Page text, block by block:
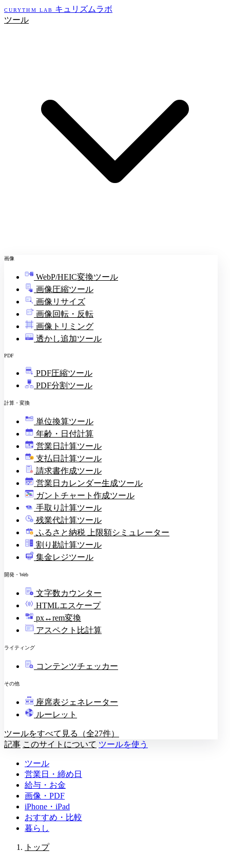
CURYTHM LAB
キュリズムラボ
ツール
画像
WebP/HEIC変換ツール
画像圧縮ツール
画像リサイズ
画像回転・反転
画像トリミング
透かし追加ツール
PDF
PDF圧縮ツール
PDF分割ツール
計算・変換
単位換算ツール
年齢・日付計算
営業日計算ツール
¥ 支払日計算ツール
印
請求書作成ツール
営業日カレンダー生成ツール
ガントチャート作成ツール
手取り計算ツール
残業代計算ツール
ふるさと納税 上限額シミュレーター
割り勘計算ツール
集金レジツール
開発・Web
文字数カウンター
HTMLエスケープ
px↔rem変換
アスペクト比計算
ライティング
コンテンツチェッカー
その他
教壇
座席表ジェネレーター
ルーレット
ツールをすべて見る（全27件）
記事 このサイトについて ツールを使う
ツール
営業日・締め日
給与・お金
画像・PDF
iPhone・iPad
おすすめ・比較
暮らし
トップ